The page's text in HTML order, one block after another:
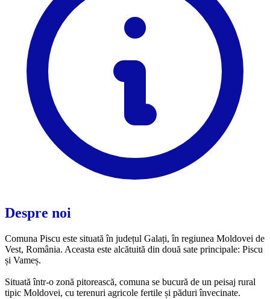
Despre noi
Comuna Piscu este situată în județul Galați, în regiunea Moldovei de
Vest, România. Aceasta este alcătuită din două sate principale: Piscu
și Vameș.
Situată într-o zonă pitorească, comuna se bucură de un peisaj rural
tipic Moldovei, cu terenuri agricole fertile și păduri învecinate.